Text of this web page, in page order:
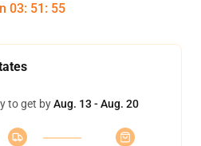
03: 51 : 54
to get byAug. 13 - Aug. 20